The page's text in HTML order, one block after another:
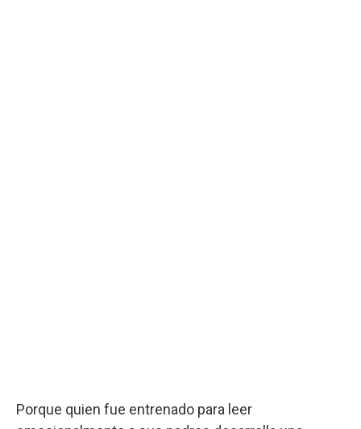
Porque quien fue entrenado para leer